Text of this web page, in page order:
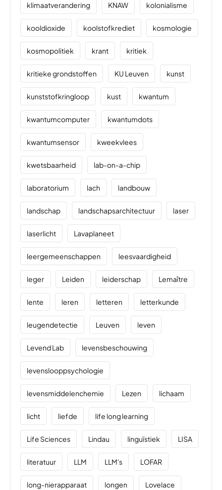
klimaatverandering KNAW kolonialisme
kooldioxide koolstofkrediet kosmologie
kosmopolitiek krant kritiek
kritieke grondstoffen KU Leuven kunst
kunststofkringloop kust kwantum
kwantumcomputer kwantumdots
kwantumsensor kweekvlees
kwetsbaarheid lab-on-a-chip
laboratorium lach landbouw
landschap landschapsarchitectuur laser
laserlicht Lavaplaneet
leergemeenschappen leesvaardigheid
leger Leiden leiderschap Lemaître
lente leren letteren letterkunde
leugendetectie Leuven leven
Levend Lab levensbeschouwing
levenslooppsychologie
levensmiddelenchemie Lezen lichaam
licht liefde life long learning
Life Sciences Lindau linguïstiek LISA
literatuur LLM LLM's LOFAR
long-nierapparaat longen Lovelace